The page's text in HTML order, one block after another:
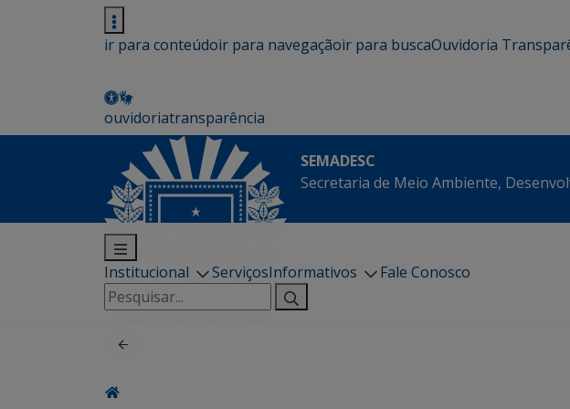
ir para conteúdoir para navegaçãoir para buscaOuvidoria
ouvidoriatransparência
SEMADESC
Secretaria de Meio Ambiente,
Institucional ServiçosInformativos
Fale Conosco
Pesquisar
por: